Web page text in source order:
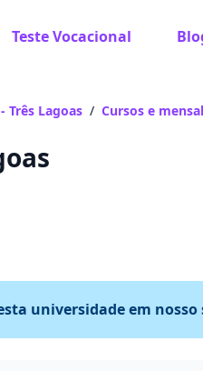
Teste Vocacional
Três Lagoas / Cursos e
universidade em